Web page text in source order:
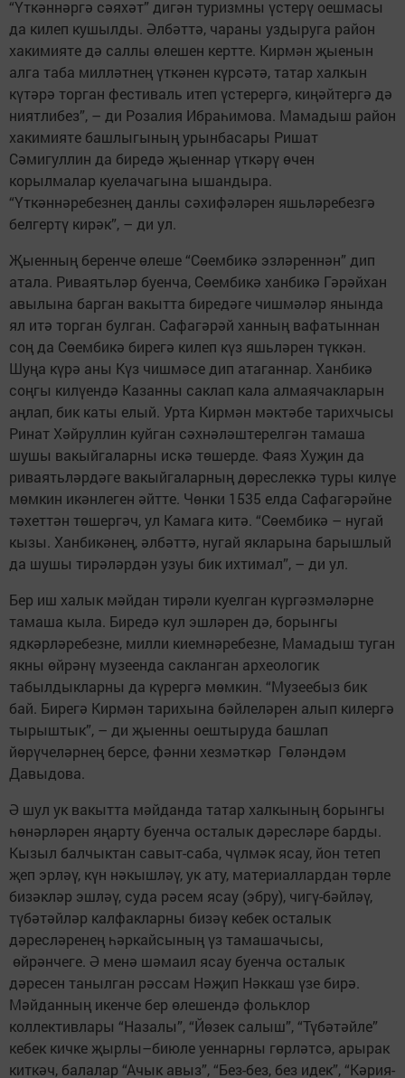
“Үткәннәргә сәяхәт” дигән туризмны үстерү оешмасы
да килеп кушылды. Әлбәттә, чараны уздыруга район
хакимияте дә саллы өлешен кертте. Кирмән җыенын
алга таба милләтнең үткәнен күрсәтә, татар халкын
күтәрә торган фестиваль итеп үстерергә, киңәйтергә дә
ниятлибез”, – ди Розалия Ибраһимова. Мамадыш район
хакимияте башлыгының урынбасары Ришат
Сәмигуллин да биредә җыеннар үткәрү өчен
корылмалар куелачагына ышандыра.
“Үткәннәребезнең данлы сәхифәләрен яшьләребезгә
белгертү кирәк”, – ди ул.
Җыенның беренче өлеше “Сөембикә эзләреннән” дип
атала. Риваятьләр буенча, Сөембикә ханбикә Гәрәйхан
авылына барган вакытта биредәге чишмәләр янында
ял итә торган булган. Сафагәрәй ханның вафатыннан
соң да Сөембикә бирегә килеп күз яшьләрен түккән.
Шуңа күрә аны Күз чишмәсе дип атаганнар. Ханбикә
соңгы килүендә Казанны саклап кала алмаячак­ларын
аңлап, бик каты елый. Урта Кирмән мәктәбе тарихчысы
Ринат Хәйруллин куйган сәхнәләштерелгән тамаша
шушы вакыйгаларны искә төшерде. Фаяз Хуҗин да
риваятьләрдәге вакыйгаларның дөреслеккә туры килүе
мөмкин икәнлеген әйтте. Чөнки 1535 елда Сафагәрәйне
тәхеттән төшергәч, ул Камага китә. “Сөембикә – нугай
кызы. Ханбикәнең, әлбәттә, нугай якларына барышлый
да шушы тирәләрдән узуы бик ихтимал”, – ди ул.
Бер иш халык мәйдан тирәли куелган күргәз­мәләрне
тамаша кыла. Биредә кул эшләрен дә, борынгы
ядкәрләребезне, милли киемнәребезне, Мамадыш туган
якны өйрәнү музеенда сакланган археологик
табылдыкларны да күрергә мөмкин. “Музеебыз бик
бай. Бирегә Кирмән тарихына бәйлеләрен алып килергә
тырыштык”, – ди җыенны оештыруда башлап
йөрүчеләрнең берсе, фәнни хезмәткәр Гөләндәм
Давыдова.
Ә шул ук вакытта мәйданда татар халкының борынгы
һөнәрләрен яңарту буенча осталык дәресләре барды.
Кызыл балчыктан савыт-саба, чүлмәк ясау, йон тетеп
җеп эрләү, күн нәкышләү, ук ату, материаллардан төрле
бизәкләр эшләү, суда рәсем ясау (эбру), чигү-бәйләү,
түбәтәйләр калфакларны бизәү кебек осталык
дәресләренең һәркайсының үз тамашачысы,
өйрәнчеге. Ә менә шәмаил ясау буенча осталык
дәресен танылган рәссам Нәҗип Нәккаш үзе бирә.
Мәйданның икенче бер өлешендә фольклор
коллективлары “Назалы”, “Йөзек салыш”, “Түбәтәйле”
кебек кичке җырлы–биюле уеннарны гөрләтсә, арырак
киткәч, балалар “Ачык авыз”, “Без-без, без идек”, “Кәрия-